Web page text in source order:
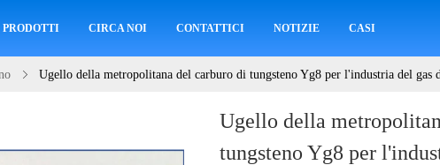
PRODOTTI CIRCA NOI CONTATTICI NOTIZIE CASI
Ugello della metropolitana del carburo di tungsteno Yg8 per l'industria del gas
Ugello della
tungsteno Yg8 per